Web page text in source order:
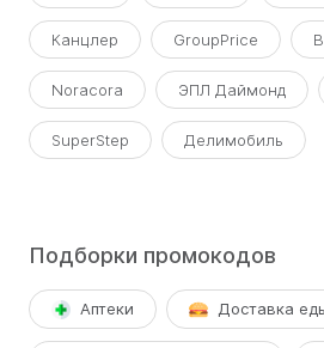
Канцлер GroupPrice
Noracora ЭПЛ Даймонд
SuperStep Делимобиль
Подборки промокодов
Аптеки Доставка